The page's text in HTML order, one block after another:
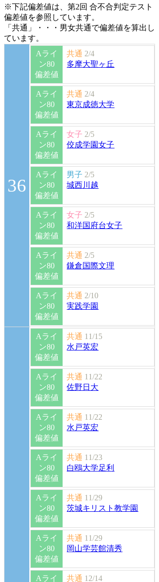
※下記偏差値は、第2回 合不合判定テスト
偏差値を参照しています。
「共通」・・・男女共通で偏差値を算出し
ています。
36
Aライ
ン80
偏差値
共通 2/4
多摩大聖ヶ丘
Aライ
ン80
偏差値
共通 2/4
東京成徳大学
Aライ
ン80
偏差値
女子 2/5
佼成学園女子
Aライ
ン80
偏差値
男子 2/5
城西川越
Aライ
ン80
偏差値
女子 2/5
和洋国府台女子
Aライ
ン80
偏差値
共通 2/5
鎌倉国際文理
Aライ
ン80
偏差値
共通 2/10
実践学園
Aライ
ン80
偏差値
共通 11/15
水戸英宏
Aライ
ン80
偏差値
共通 11/22
佐野日大
Aライ
ン80
偏差値
共通 11/22
水戸英宏
Aライ
ン80
偏差値
共通 11/23
白鴎大学足利
Aライ
ン80
偏差値
共通 11/29
茨城キリスト教学園
Aライ
ン80
偏差値
共通 11/29
岡山学芸館清秀
Aライ 共通 12/14